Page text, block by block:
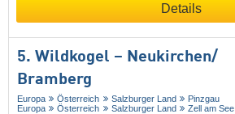
Details
5. Wildkogel – Neukirchen/​
Bramberg
Europa Österreich Salzburger Land
Pinzgau
Europa
Österreich Salzburger Land Zell am See